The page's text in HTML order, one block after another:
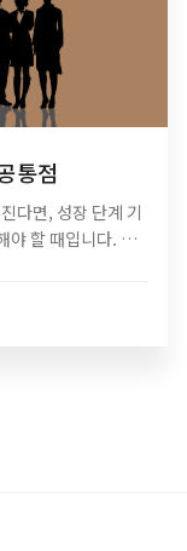
통점
다면, 성장 단계 기
야 할 때입니다. 티